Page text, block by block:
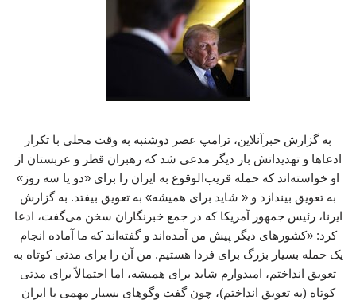
به گزارش خبرآنلاین، ترامپ عصر دوشنبه به وقت محلی با تکرار
ادعاها و تهدیداتش بار دیگر مدعی شد که رهبران قطر و عربستان از
او خواسته‌اند که حمله قریب‌الوقوع به ایران را برای «دو یا سه روز»
به تعویق بیندازد و « شاید برای همیشه» به تعویق بیفتد. به گزارش
ایرنا، رئیس جمهور آمریکا که در جمع خبرنگاران سخن می‌گفت، ادعا
کرد: «کشورهای دیگر پیش من آمده‌اند و گفته‌اند که ما آماده انجام
یک حمله بسیار بزرگ برای فردا هستیم. من آن را برای مدتی کوتاه به
تعویق انداختم، امیدوارم شاید برای همیشه، اما احتمالاً برای مدتی
کوتاه (به تعویق انداختم)، چون گفت‌ وگوهای بسیار مهمی با ایران